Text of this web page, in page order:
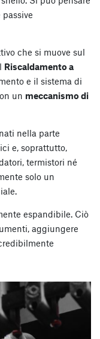
che si muove sul
Riscaldamento a
e il sistema di
un meccanismo di
nella parte
e, soprattutto,
termistori né
solo un
espandibile. Ciò
aggiungere